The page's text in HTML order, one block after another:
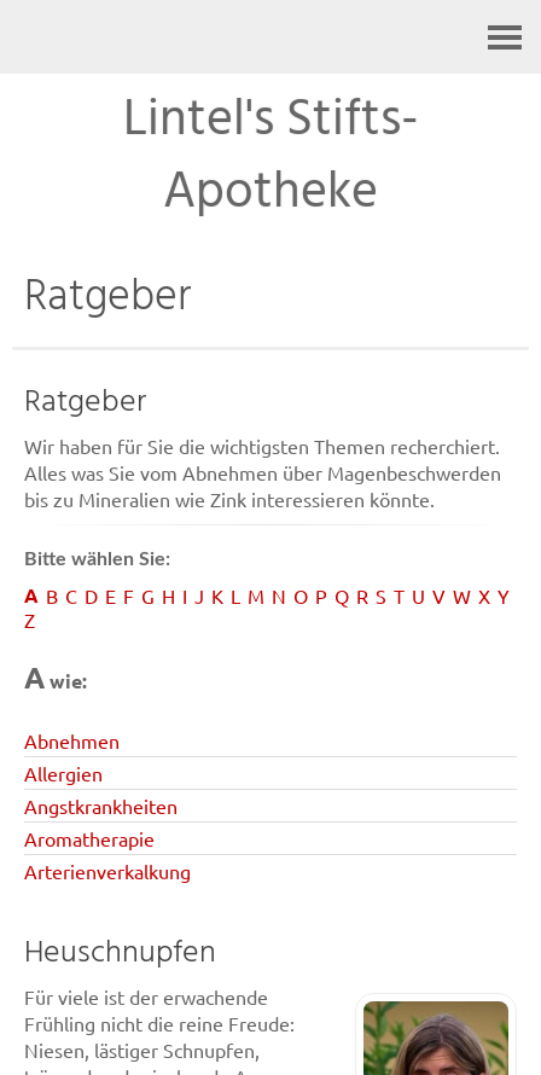
Lintel's Stifts-
Apotheke
Ratgeber
Ratgeber
Wir haben für Sie die wichtigsten Themen recherchiert.
Alles was Sie vom Abnehmen über Magenbeschwerden
bis zu Mineralien wie Zink interessieren könnte.
Bitte wählen Sie:
A B C D E F G H I J K L M N O P Q R S T U V W X Y
Z
Awie:
Abnehmen
Allergien
Angstkrankheiten
Aromatherapie
Arterienverkalkung
Heuschnupfen
Für viele ist der erwachende
Frühling nicht die reine Freude:
Niesen, lästiger Schnupfen,